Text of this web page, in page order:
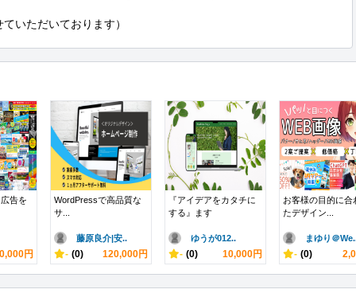
いただいております）
告を
円
WordPressで高品質な
サ...
藤原良介|安..
- (0) 120,000円
『アイデアをカタチに
する』ます
ゆうが012..
- (0) 10,000円
お客様の目的に合
たデザイン...
まゆり＠
- (0)